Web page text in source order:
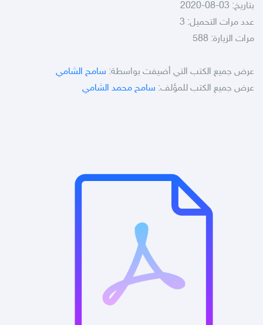
بتاريخ: 03-08-2020
عدد مرات التحميل: 3
مرات الزيارة: 588
عرض جميع الكتب التي أضيفت بواسطة: سامح الشامي
عرض جميع الكتب للمؤلف: سامح محمد الشامي